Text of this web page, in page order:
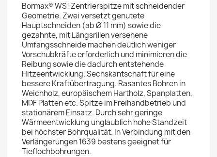
Bormax® WS! Zentrierspitze mit schneidender
Geometrie. Zwei versetzt genutete
Hauptschneiden (ab Ø 11 mm) sowie die
gezahnte, mit Längsrillen versehene
Umfangsschneide machen deutlich weniger
Vorschubkräfte erforderlich und minimieren die
Reibung sowie die dadurch entstehende
Hitzeentwicklung. Sechskantschaft für eine
bessere Kraftübertragung. Rasantes Bohren in
Weichholz, europäischem Hartholz, Spanplatten,
MDF Platten etc. Spitze im Freihandbetrieb und
stationärem Einsatz. Durch sehr geringe
Wärmeentwicklung unglaublich hohe Standzeit
bei höchster Bohrqualität. In Verbindung mit den
Verlängerungen 1639 bestens geeignet für
Tieflochbohrungen.